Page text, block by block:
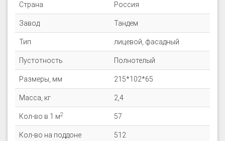
Страна Россия
Завод Тандем
Тип лицевой, фасадный
Пустотность Полнотелый
Размеры, мм 215*102*65
Масса, кг 2,4
Кол-во в 1 м2 57
Кол-во на поддоне 512